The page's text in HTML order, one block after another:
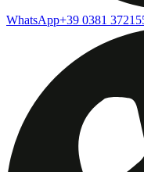
WhatsApp+39 0381